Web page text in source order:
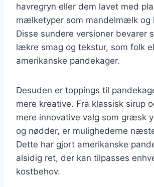
havregryn eller dem lavet med
mælketyper som mandelmælk og
Disse sundere versioner bevarer
lækre smag og tekstur, som folk
amerikanske pandekager.
Desuden er toppings til
mere kreative. Fra klassisk sirup
mere innovative valg som græsk
og nødder, er mulighederne
Dette har gjort amerikanske
alsidig ret, der kan tilpasses
kostbehov.